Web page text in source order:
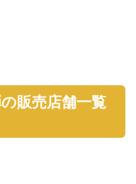
販売店舗一覧